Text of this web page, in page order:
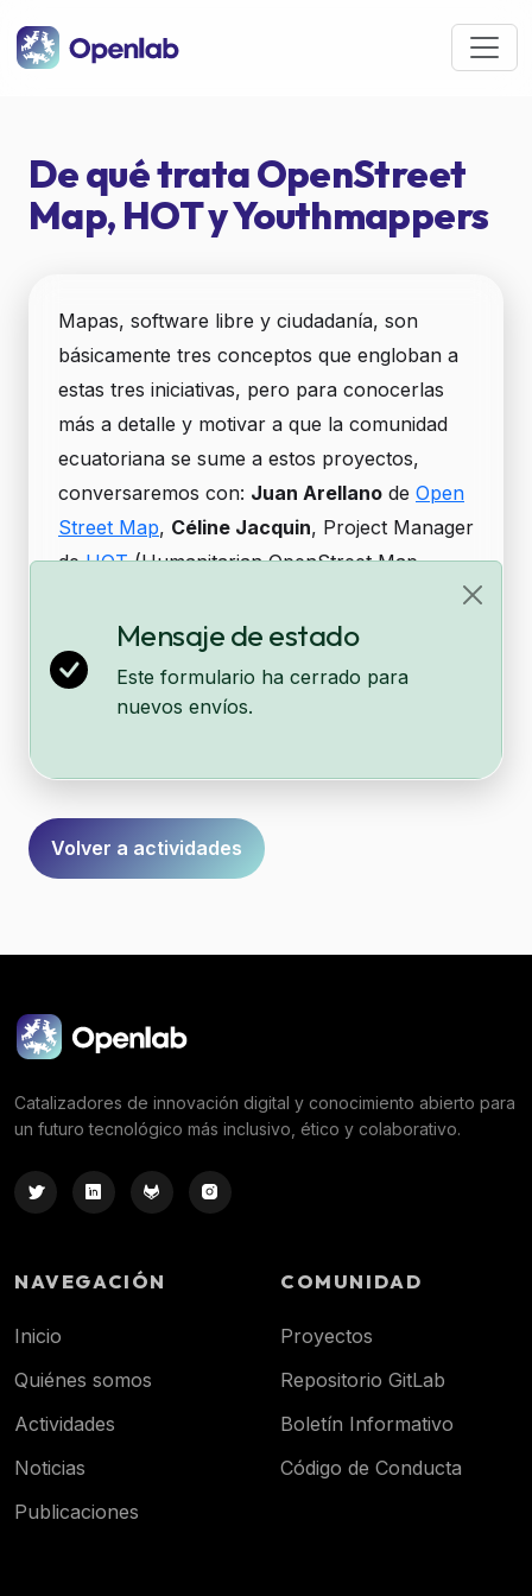
De qué trata OpenStreet
Map, HOT y Youthmappers
Mapas, software libre y ciudadanía, son
básicamente tres conceptos que engloban a
estas tres iniciativas, pero para conocerlas
más a detalle y motivar a que la comunidad
ecuatoriana se sume a estos proyectos,
conversaremos con: Juan Arellano de Open
Street Map, Céline Jacquin, Project Manager
deHOT(Humanitarian OpenStreet Map
Mariela Centeno
embajadora deYouthmappersEcuador.
Formulario
Mensaje de estado
Este formulario ha cerrado para
nuevos envíos.
Volver a actividades
Catalizadores de innovación digital y conocimiento abierto para
un futuro tecnológico más inclusivo, ético y colaborativo.
NAVEGACIÓN
Inicio
Quiénes somos
Actividades
Noticias
Publicaciones
COMUNIDAD
Proyectos
Repositorio GitLab
Boletín Informativo
Código de Conducta